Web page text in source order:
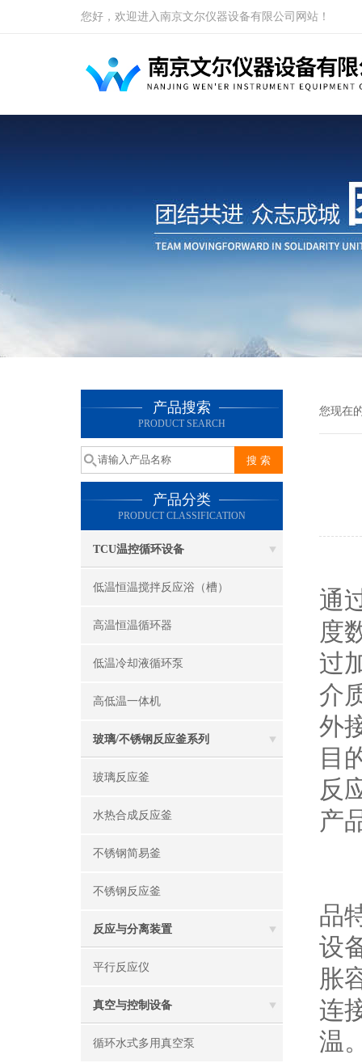
您好，欢迎进入南京文尔仪器设备有限公司网站！
产品搜索
PRODUCT SEARCH
产品分类
PRODUCT CLASSIFICATION
TCU温控循环设备
低温恒温搅拌反应浴（槽）
高温恒温循环器
低温冷却液循环泵
高低温一体机
玻璃/不锈钢反应釜系列
玻璃反应釜
水热合成反应釜
不锈钢简易釜
不锈钢反应釜
反应与分离装置
平行反应仪
真空与控制设备
循环水式多用真空泵
您现在
通
度
过
介
外
目
反
产
品
设
胀
连
温